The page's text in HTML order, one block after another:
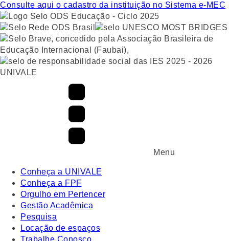
Consulte aqui o cadastro da instituição no Sistema e-MEC
UNIVALE
Menu
Conheça a UNIVALE
Conheça a FPF
Orgulho em Pertencer
Gestão Acadêmica
Pesquisa
Locação de espaços
Trabalhe Conosco